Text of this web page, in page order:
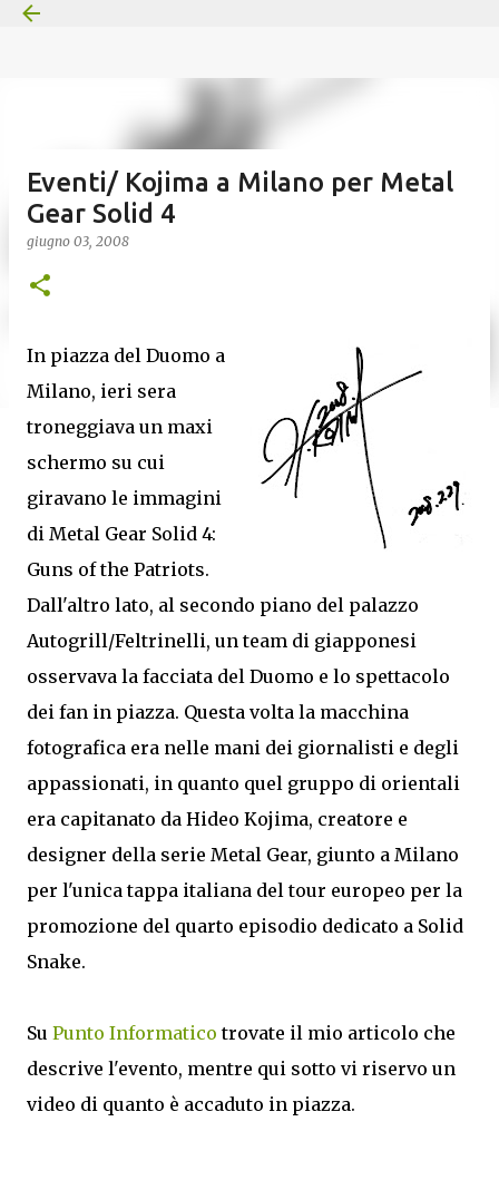
Eventi/ Kojima a Milano per Metal
Gear Solid 4
giugno 03, 2008
In piazza del Duomo a
Milano, ieri sera
troneggiava un maxi
schermo su cui
giravano le immagini
di Metal Gear Solid 4:
Guns of the Patriots.
Dall'altro lato, al secondo piano del palazzo
Autogrill/Feltrinelli, un team di giapponesi
osservava la facciata del Duomo e lo spettacolo
dei fan in piazza. Questa volta la macchina
fotografica era nelle mani dei giornalisti e degli
appassionati, in quanto quel gruppo di orientali
era capitanato da Hideo Kojima, creatore e
designer della serie Metal Gear, giunto a Milano
per l'unica tappa italiana del tour europeo per la
promozione del quarto episodio dedicato a Solid
Snake.
Su Punto Informatico trovate il mio articolo che
descrive l'evento, mentre qui sotto vi riservo un
video di quanto è accaduto in piazza.